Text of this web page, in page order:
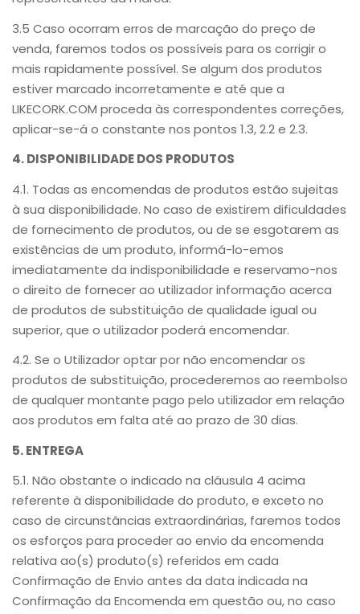
3.5 Caso ocorram erros de marcação do preço de
venda, faremos todos os possíveis para os corrigir o
mais rapidamente possível. Se algum dos produtos
estiver marcado incorretamente e até que a
LIKECORK.COM proceda às correspondentes correções,
aplicar-se-á o constante nos pontos 1.3, 2.2 e 2.3.
4. DISPONIBILIDADE DOS PRODUTOS
4.1. Todas as encomendas de produtos estão sujeitas
à sua disponibilidade. No caso de existirem dificuldades
de fornecimento de produtos, ou de se esgotarem as
existências de um produto, informá-lo-emos
imediatamente da indisponibilidade e reservamo-nos
o direito de fornecer ao utilizador informação acerca
de produtos de substituição de qualidade igual ou
superior, que o utilizador poderá encomendar.
4.2. Se o Utilizador optar por não encomendar os
produtos de substituição, procederemos ao reembolso
de qualquer montante pago pelo utilizador em relação
aos produtos em falta até ao prazo de 30 dias.
5. ENTREGA
5.1. Não obstante o indicado na cláusula 4 acima
referente à disponibilidade do produto, e exceto no
caso de circunstâncias extraordinárias, faremos todos
os esforços para proceder ao envio da encomenda
relativa ao(s) produto(s) referidos em cada
Confirmação de Envio antes da data indicada na
Confirmação da Encomenda em questão ou, no caso